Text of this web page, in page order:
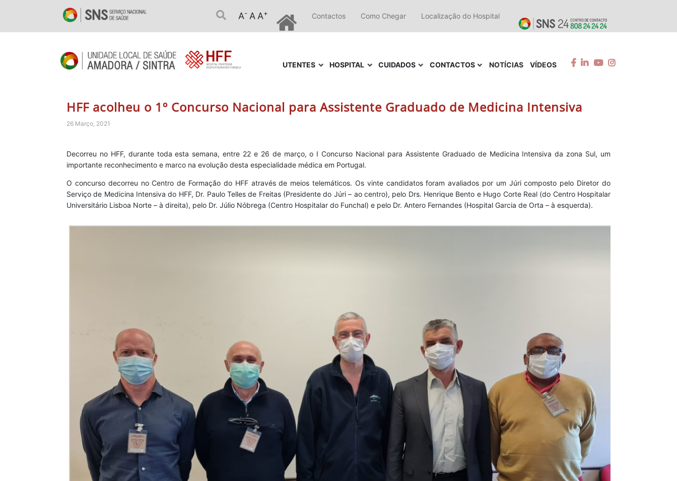
A- A A+ Contactos Como Chegar Localização do Hospital
UTENTES HOSPITAL CUIDADOS CONTACTOS NOTÍCIAS VÍDEOS
HFF acolheu o 1º Concurso Nacional para Assistente Graduado de Medicina Intensiva
26 Março, 2021
Decorreu no HFF, durante toda esta semana, entre 22 e 26 de março, o I Concurso Nacional para Assistente Graduado de Medicina Intensiva da zona Sul, um
importante reconhecimento e marco na evolução desta especialidade médica em Portugal.
O concurso decorreu no Centro de Formação do HFF através de meios telemáticos. Os vinte candidatos foram avaliados por um Júri composto pelo Diretor do
Serviço de Medicina Intensiva do HFF, Dr. Paulo Telles de Freitas (Presidente do Júri – ao centro), pelo Drs. Henrique Bento e Hugo Corte Real (do Centro Hospitalar
Universitário Lisboa Norte – à direita), pelo Dr. Júlio Nóbrega (Centro Hospitalar do Funchal) e pelo Dr. Antero Fernandes (Hospital Garcia de Orta – à esquerda).